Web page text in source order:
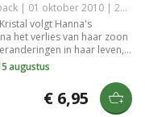
Nederlands | Paperback | 01 oktober 2010 | 253 pagina's | 9789033609220
volgt Hanna's
het verlies van haar zoon
in haar leven,
achtervolgen. De
met buurmeisje Roos
bieden uiteindelijk
verhaal over verlies en
augustus
€ 6,95